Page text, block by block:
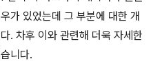
가 있었는데 그 부분에 대한 개
. 차후 이와 관련해 더욱 자세한
니다.